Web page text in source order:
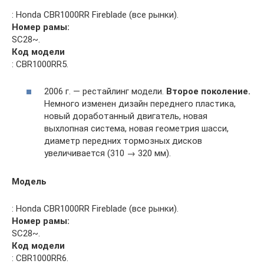
: Honda CBR1000RR Fireblade (все рынки).
Номер рамы:
SC28~.
Код модели
: CBR1000RR5.
2006 г. — рестайлинг модели. Второе поколение.
Немного изменен дизайн переднего пластика,
новый доработанный двигатель, новая
выхлопная система, новая геометрия шасси,
диаметр передних тормозных дисков
увеличивается (310 → 320 мм).
Модель
: Honda CBR1000RR Fireblade (все рынки).
Номер рамы:
SC28~.
Код модели
: CBR1000RR6.